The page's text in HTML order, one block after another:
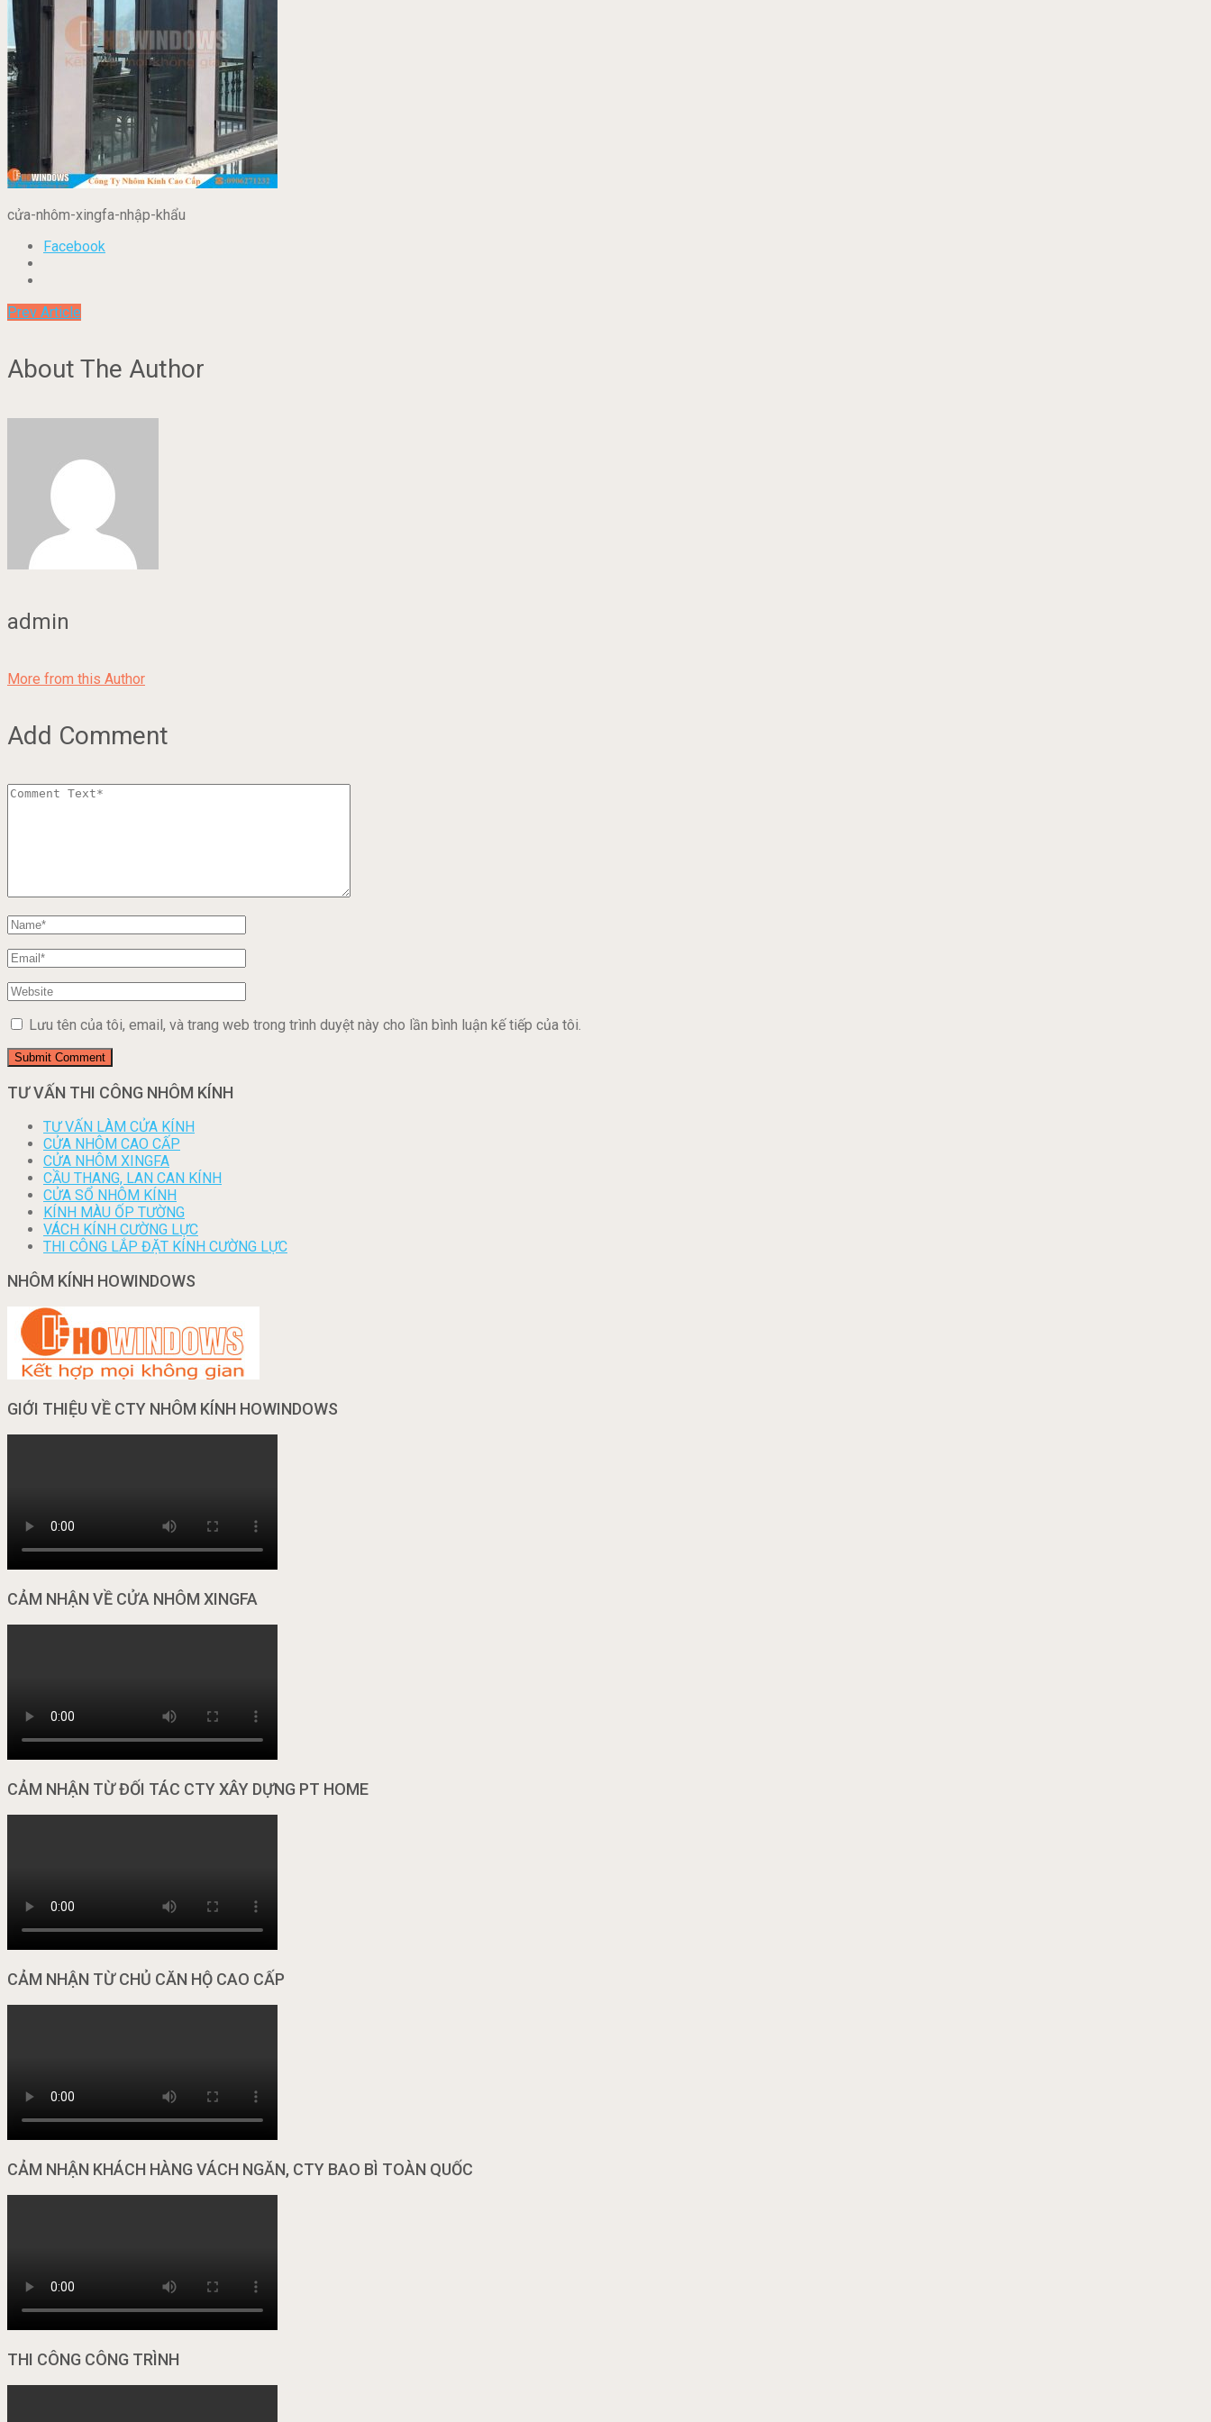
cửa-nhôm-xingfa-nhập-khẩu
Facebook
Prev Article
About The Author
admin
More from this Author
Add Comment
Lưu tên của tôi, email, và trang web trong trình duyệt này cho lần bình luận kế tiếp của tôi.
TƯ VẤN THI CÔNG NHÔM KÍNH
TƯ VẤN LÀM CỬA KÍNH
CỬA NHÔM CAO CẤP
CỬA NHÔM XINGFA
CẦU THANG, LAN CAN KÍNH
CỬA SỔ NHÔM KÍNH
KÍNH MÀU ỐP TƯỜNG
VÁCH KÍNH CƯỜNG LỰC
THI CÔNG LẮP ĐẶT KÍNH CƯỜNG LỰC
NHÔM KÍNH HOWINDOWS
GIỚI THIỆU VỀ CTY NHÔM KÍNH HOWINDOWS
CẢM NHẬN VỀ CỬA NHÔM XINGFA
CẢM NHẬN TỪ ĐỐI TÁC CTY XÂY DỰNG PT HOME
CẢM NHẬN TỪ CHỦ CĂN HỘ CAO CẤP
CẢM NHẬN KHÁCH HÀNG VÁCH NGĂN, CTY BAO BÌ TOÀN QUỐC
THI CÔNG CÔNG TRÌNH